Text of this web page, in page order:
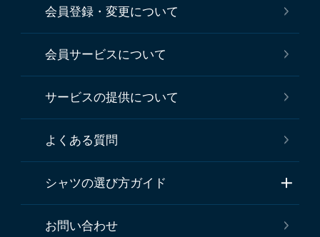
会員登録・変更について
会員サービスについて
サービスの提供について
よくある質問
シャツの選び方ガイド
お問い合わせ